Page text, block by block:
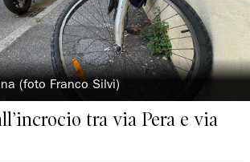
(foto Franco Silvi)
tra via Pera e via